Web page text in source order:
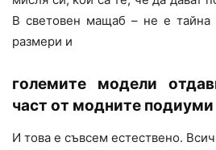
В световен мащаб – не е тайна
размери и
големите модели
част от модните подиуми
И това е съвсем естествено.